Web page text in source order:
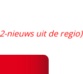
nieuws uit de regio)